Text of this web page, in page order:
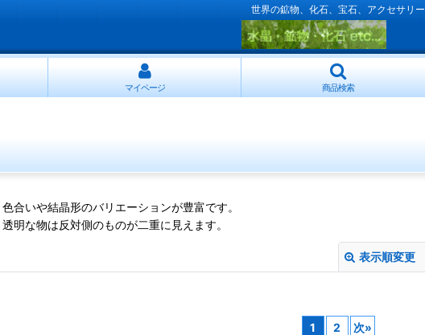
世界の鉱物、化石、宝石、アクセサリー
マイページ 商品検索
合いや結晶形のバリエーションが豊富です。
明な物は反対側のものが二重に見えます。
表示順変更
1 2 次»